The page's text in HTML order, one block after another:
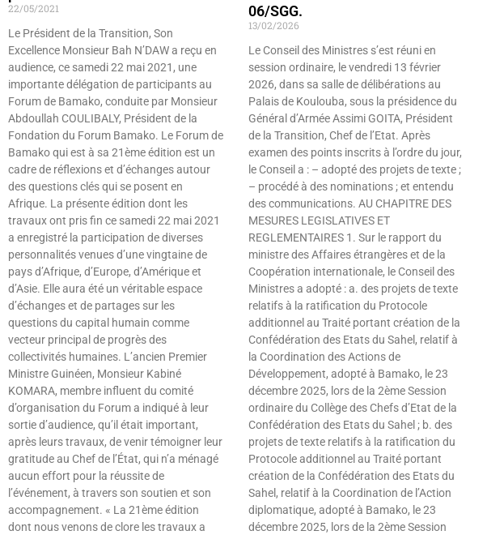
22/05/2021
Le Président de la Transition, Son
Excellence Monsieur Bah N’DAW a reçu en
audience, ce samedi 22 mai 2021, une
importante délégation de participants au
Forum de Bamako, conduite par Monsieur
Abdoullah COULIBALY, Président de la
Fondation du Forum Bamako. Le Forum de
Bamako qui est à sa 21ème édition est un
cadre de réflexions et d’échanges autour
des questions clés qui se posent en
Afrique. La présente édition dont les
travaux ont pris fin ce samedi 22 mai 2021
a enregistré la participation de diverses
personnalités venues d’une vingtaine de
pays d’Afrique, d’Europe, d’Amérique et
d’Asie. Elle aura été un véritable espace
d’échanges et de partages sur les
questions du capital humain comme
vecteur principal de progrès des
collectivités humaines. L’ancien Premier
Ministre Guinéen, Monsieur Kabiné
KOMARA, membre influent du comité
d’organisation du Forum a indiqué à leur
sortie d’audience, qu’il était important,
après leurs travaux, de venir témoigner leur
gratitude au Chef de l’État, qui n’a ménagé
aucun effort pour la réussite de
l’événement, à travers son soutien et son
accompagnement. « La 21ème édition
dont nous venons de clore les travaux a
06/SGG.
13/02/2026
Le Conseil des Ministres s’est réuni en
session ordinaire, le vendredi 13 février
2026, dans sa salle de délibérations au
Palais de Koulouba, sous la présidence du
Général d’Armée Assimi GOITA, Président
de la Transition, Chef de l’Etat. Après
examen des points inscrits à l’ordre du jour,
le Conseil a : – adopté des projets de texte ;
– procédé à des nominations ; et entendu
des communications. AU CHAPITRE DES
MESURES LEGISLATIVES ET
REGLEMENTAIRES 1. Sur le rapport du
ministre des Affaires étrangères et de la
Coopération internationale, le Conseil des
Ministres a adopté : a. des projets de texte
relatifs à la ratification du Protocole
additionnel au Traité portant création de la
Confédération des Etats du Sahel, relatif à
la Coordination des Actions de
Développement, adopté à Bamako, le 23
décembre 2025, lors de la 2ème Session
ordinaire du Collège des Chefs d’Etat de la
Confédération des Etats du Sahel ; b. des
projets de texte relatifs à la ratification du
Protocole additionnel au Traité portant
création de la Confédération des Etats du
Sahel, relatif à la Coordination de l’Action
diplomatique, adopté à Bamako, le 23
décembre 2025, lors de la 2ème Session